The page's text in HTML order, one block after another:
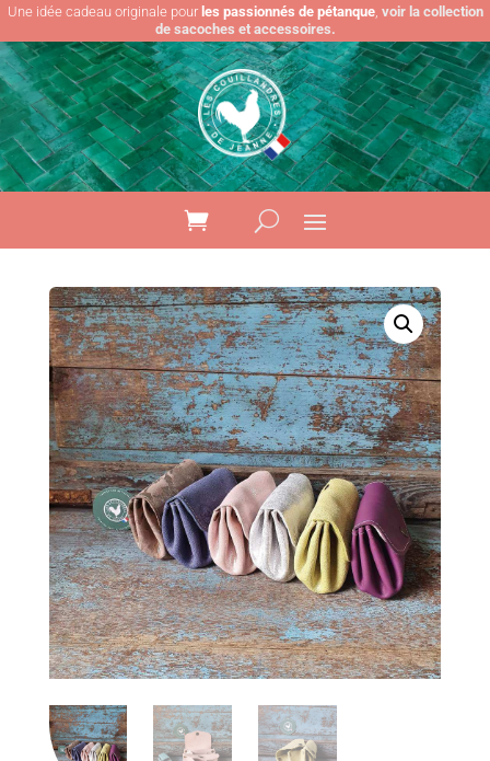
Une idée cadeau originale pour les passionnés de pétanque, voir la collection
de sacoches et accessoires.